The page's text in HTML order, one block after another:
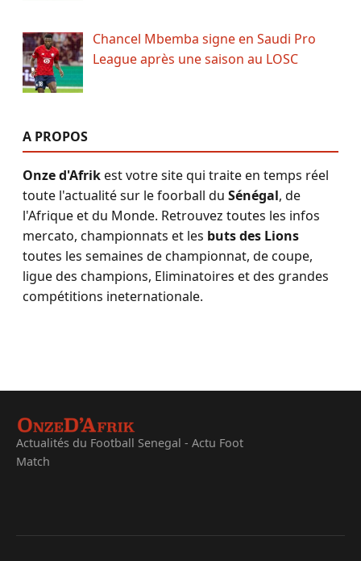
Chancel Mbemba signe en Saudi Pro
League après une saison au LOSC
A PROPOS
Onze d'Afrikest votre site qui traite en temps réel
toute l'actualité sur le foorball du Sénégal, de
l'Afrique et du Monde. Retrouvez toutes les infos
mercato, championnats et les buts des Lions
toutes les semaines de championnat, de coupe,
ligue des champions, Eliminatoires et des grandes
compétitions ineternationale.
Actualités du Football Senegal - Actu Foot
Match